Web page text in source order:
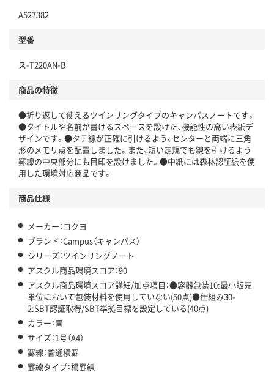
仕組
この商品の環境配慮ポイントです。下記商品詳細「
アスクル商品環境スコア詳細／加点項目
」で確認できます。
A527382
型番
ス-T220AN-B
商品の特徴
●折り返して使えるツインリングタイプのキャンパスノートです。
●タイトルや名前が書けるスペースを設けた、機能性の高い表紙デ
ザインです。●タテ線が正確に引けるよう、センターと両端に三角
形のメモリ点を配置しました。また、短い定規でも線を引けるよう
罫線の中央部分にも目印を設けました。●中紙には森林認証紙を使
用した環境対応商品です。
商品仕様
メーカー：コクヨ
ブランド：Campus（キャンパス）
シリーズ：ツインリングノート
アスクル商品環境スコア：90
アスクル商品環境スコア詳細/加点項目：●容器包装10:最小販売
単位において包装材料を使用していない(50点)●仕組み30-
2:SBT認証取得/SBT準拠目標を設定している(40点)
カラー：青
サイズ：1号（A4）
罫線：普通横罫
罫線タイプ：横罫線